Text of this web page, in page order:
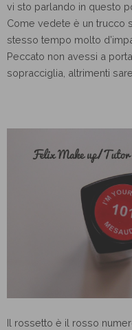
vi sto parlando in questo
Come vedete è un trucco
stesso tempo molto
Peccato non avessi a
sopracciglia, altrimenti
Il rossetto è il rosso